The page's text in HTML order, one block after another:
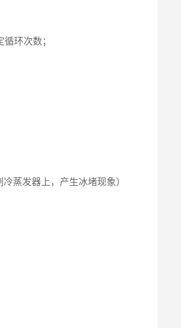
环次数；
蒸发器上，产生冰堵现象）